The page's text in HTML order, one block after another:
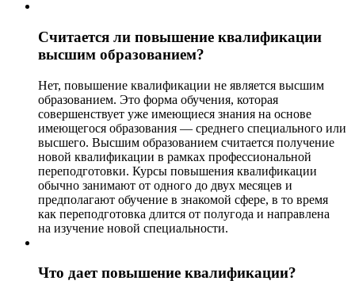
Считается ли повышение квалификации
высшим образованием?
Нет, повышение квалификации не является высшим
образованием. Это форма обучения, которая
совершенствует уже имеющиеся знания на основе
имеющегося образования — среднего специального или
высшего. Высшим образованием считается получение
новой квалификации в рамках профессиональной
переподготовки. Курсы повышения квалификации
обычно занимают от одного до двух месяцев и
предполагают обучение в знакомой сфере, в то время
как переподготовка длится от полугода и направлена
на изучение новой специальности.
Что дает повышение квалификации?